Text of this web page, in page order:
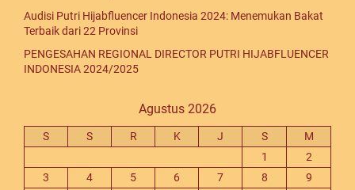
Audisi Putri Hijabfluencer Indonesia 2024: Menemukan Bakat
Terbaik dari 22 Provinsi
PENGESAHAN REGIONAL DIRECTOR PUTRI HIJABFLUENCER
INDONESIA 2024/2025
Agustus 2026
S S R K J S
M
1
2
3
4 5 6 7 8
9